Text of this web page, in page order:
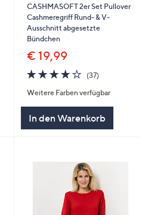
CASHMASOFT 2er Set Pullover
Cashmeregriff Rund- & V-
Ausschnitt abgesetzte
Bündchen
€ 19,99
3.9
von
5
(37)
Weitere Farben verfügbar
In den Warenkorb